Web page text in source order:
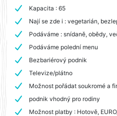
Kapacita : 65
Nají se zde i : vegetarián,
Podáváme : snídaně, obědy,
Podáváme polední menu
Bezbariérový podnik
Televize/plátno
Možnost pořádat soukromé a
podnik vhodný pro rodiny
Možnost platby : Hotově,